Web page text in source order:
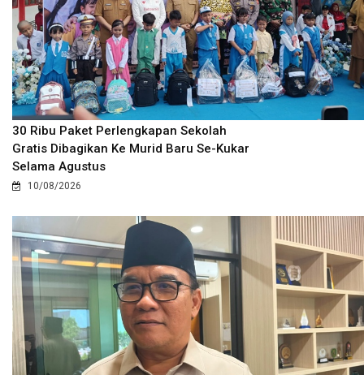
30 Ribu Paket Perlengkapan Sekolah
Gratis Dibagikan Ke Murid Baru Se-Kukar
Selama Agustus
10/08/2026